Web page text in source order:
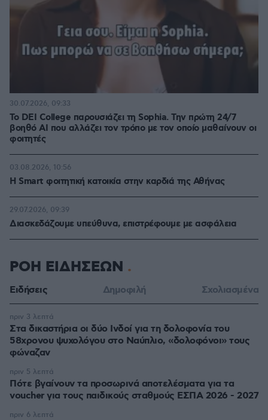
Το DEI College παρουσιάζει τη Sophia. Την πρώτη 24/7
βοηθό AI που αλλάζει τον τρόπο με τον οποίο μαθαίνουν οι
φοιτητές
30.07.2026, 09:33
Η Smart φοιτητική κατοικία στην καρδιά της Αθήνας
03.08.2026, 10:56
Διασκεδάζουμε υπεύθυνα, επιστρέφουμε με ασφάλεια
29.07.2026, 09:39
ΡΟΗ ΕΙΔΗΣΕΩΝ
Ειδήσεις Δημοφιλή Σχολιασμένα
Στα δικαστήρια οι δύο Ινδοί για τη δολοφονία του
58χρονου ψυχολόγου στο Ναύπλιο, «δολοφόνοι» τους
φώναζαν
πριν 3 λεπτά
Πότε βγαίνουν τα προσωρινά αποτελέσματα για τα
voucher για τους παιδικούς σταθμούς ΕΣΠΑ 2026 - 2027
πριν 5 λεπτά
πριν 6 λεπτά